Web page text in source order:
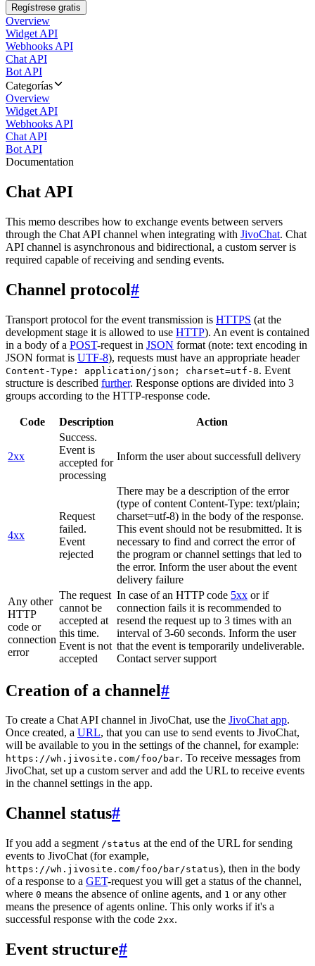
Regístrese gratis
Overview
Widget API
Webhooks API
Chat API
Bot API
Categorías
Overview
Widget API
Webhooks API
Chat API
Bot API
Documentation
Chat API
This memo describes how to exchange events between servers
through the Chat API channel when integrating with JivoChat. Chat
API channel is asynchronous and bidirectional, a custom server is
required capable of receiving and sending events.
Channel protocol#
Transport protocol for the event transmission is HTTPS (at the
development stage it is allowed to use HTTP). An event is contained
in a body of a POST-request in JSON format (note: text encoding in
JSON format is UTF-8), requests must have an appropriate header
Content-Type: application/json; charset=utf-8. Event
structure is described further. Response options are divided into 3
groups according to the HTTP-response code.
Code Description Action
2xx
Success.
Event is
accepted for
processing
Inform the user about successfull delivery
4xx
Request
failed.
Event
rejected
There may be a description of the error
(type of content Content-Type: text/plain;
charset=utf-8) in the body of the response.
This event should not be resubmitted. It is
necessary to find and correct the error of
the program or channel settings that led to
the error. Inform the user about the event
delivery failure
Any other
HTTP
code or
connection
error
The request
cannot be
accepted at
this time.
Event is not
accepted
In case of an HTTP code 5xx or if
connection fails it is recommended to
resend the request up to 3 times with an
interval of 3-60 seconds. Inform the user
that the event is temporarily undeliverable.
Contact server support
Creation of a channel#
To create a Chat API channel in JivoChat, use the JivoChat app.
Once created, a URL, that you can use to send events to JivoChat,
will be available to you in the settings of the channel, for example:
https://wh.jivosite.com/foo/bar. To receive messages from
JivoChat, set up a custom server and add the URL to receive events
in the channel settings in the app.
Channel status#
If you add a segment /status at the end of the URL for sending
events to JivoChat (for example,
https://wh.jivosite.com/foo/bar/status), then in the body
of a response to a GET-request you will get a status of the channel,
where 0 means the absence of online agents, and 1 or any other
means the presence of agents online. This only works if it's a
successful response with the code 2xx.
Event structure#